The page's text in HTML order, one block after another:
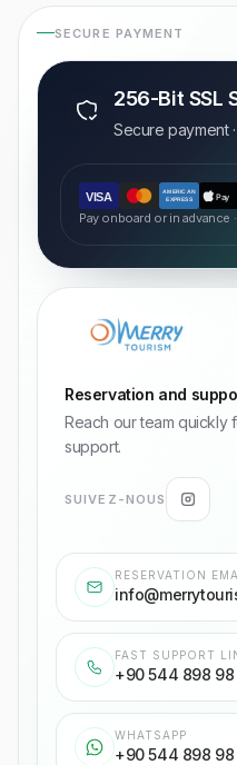
SECURE PAYMENT
256-Bit SSL
Secure payment
VISA
AMERICAN
EXPRESS
Pay
Pay onboard or in advance ·
Reservation and
Reach our team quickly
support.
SUIVEZ-NOUS
RESERVATION
FAST SUPPORT
+90 544 898 98
WHATSAPP
+90 544 898 98